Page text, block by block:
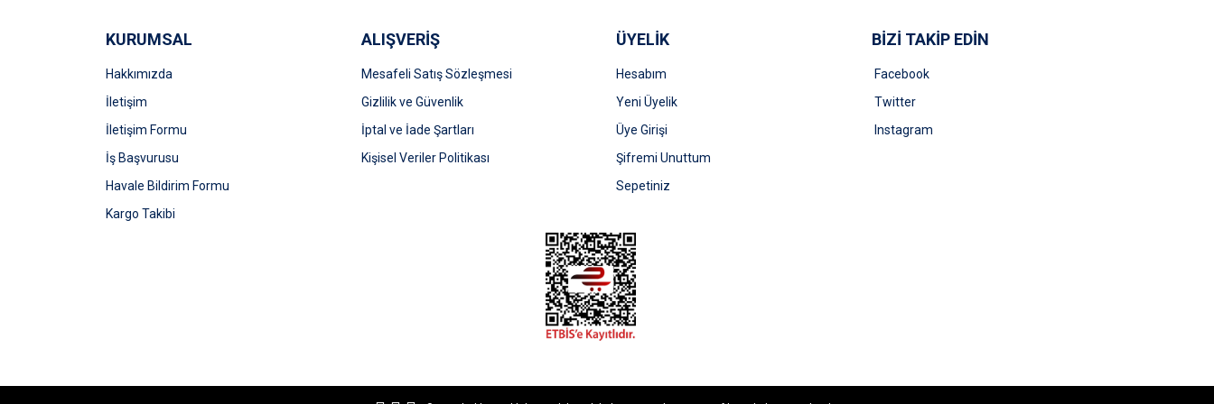
Bu ürüne benzer farklı alternatifler olmalı.
Gönder
KURUMSAL
Hakkımızda
İletişim
İletişim Formu
İş Başvurusu
Havale Bildirim Formu
Kargo Takibi
ALIŞVERİŞ
Mesafeli Satış Sözleşmesi
Gizlilik ve Güvenlik
İptal ve İade Şartları
Kişisel Veriler Politikası
ÜYELİK
Hesabım
Yeni Üyelik
Üye Girişi
Şifremi Unuttum
Sepetiniz
BİZİ TAKİP EDİN
Facebook
Twitter
Instagram